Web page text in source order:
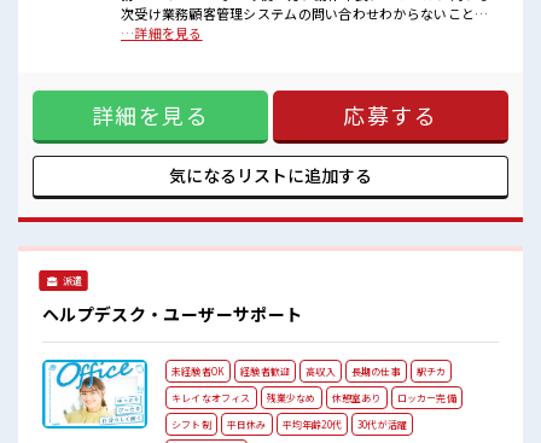
安心してお仕事に集中♪
残業はほとんどありません！
次受け業務顧客管理システムの問い合わせわからないことは
近くのSV、社員にすぐ聞けます！ ■お仕事PR ≪プライベート
う≫ 新しいことにチャレンジするのは不安だけど、 しっかり
働く環境が整っています！ イチからスキルUP・ステップUP
目指していきましょう！ ≪自分に向いている仕事が探せる≫
困った事などがあれば、 担当がしっかりサポートします！ ■
職場の雰囲気 ≪20代の方が多数活躍中の職場≫ 休憩室でホッ
と一息リフレッシュ！ ロッカーあり！ 安心してお仕事に集中
よ！
…詳細を見る
詳細を見る 応募する
気になるリストに追加する
派遣
ヘルプデスク・ユーザーサポート
未経験者OK 経験者歓迎 高収入 長期の仕事
駅チカ
キレイなオフィス
残業少なめ 休憩室あり
ロッカー完備
シフト制
平日休み 平均年齢20代
30代が活躍